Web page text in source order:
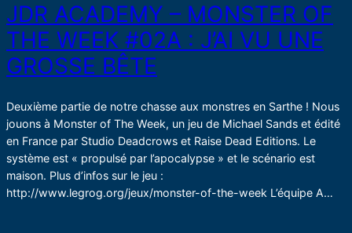
JDR ACADEMY – MONSTER OF
THE WEEK #02A : J’AI VU UNE
GROSSE BÊTE
Deuxième partie de notre chasse aux monstres en Sarthe ! Nous
jouons à Monster of The Week, un jeu de Michael Sands et édité
en France par Studio Deadcrows et Raise Dead Editions. Le
système est « propulsé par l’apocalypse » et le scénario est
maison. Plus d’infos sur le jeu :
http://www.legrog.org/jeux/monster-of-the-week L’équipe A…